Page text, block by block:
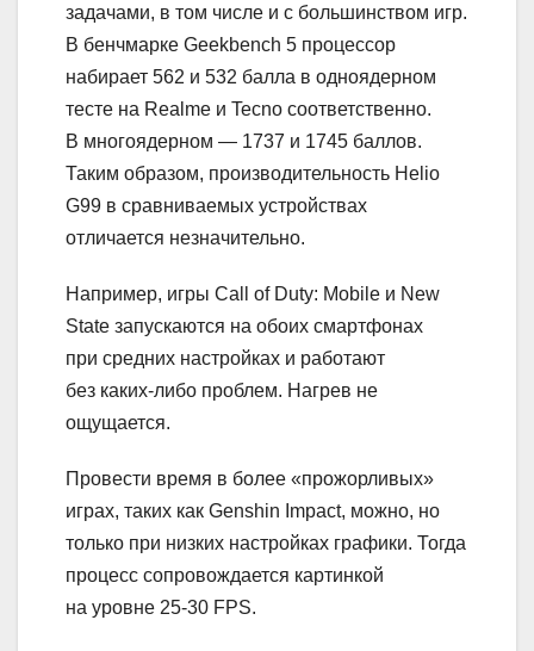
задачами, в том числе и с большинством игр.
В бенчмарке Geekbench 5 процессор
набирает 562 и 532 балла в одноядерном
тесте на Realme и Tecno соответственно.
В многоядерном — 1737 и 1745 баллов.
Таким образом, производительность Helio
G99 в сравниваемых устройствах
отличается незначительно.
Например, игры Call of Duty: Mobile и New
State запускаются на обоих смартфонах
при средних настройках и работают
без каких-либо проблем. Нагрев не
ощущается.
Провести время в более «прожорливых»
играх, таких как Genshin Impact, можно, но
только при низких настройках графики. Тогда
процесс сопровождается картинкой
на уровне 25-30 FPS.